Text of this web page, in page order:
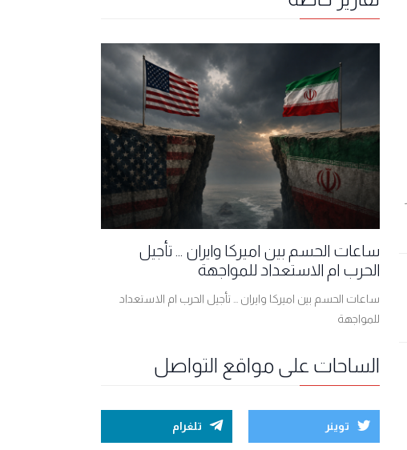
ساعات الحسم بين اميركا وايران ... تأجيل
الحرب ام الاستعداد للمواجهة
ساعات الحسم بين اميركا وايران ... تأجيل الحرب ام الاستعداد
للمواجهة
الساحات على مواقع التواصل
توينر تلغرام